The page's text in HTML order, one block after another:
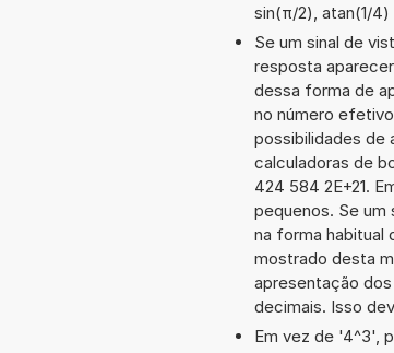
sin(π/2), atan(1/
Se um sinal de
resposta
dessa forma de
no número
possibilidades de
calculadoras de
424 584 2E+21.
pequenos. Se
na forma habitual
mostrado desta
apresentação
decimais. Isso
Em vez de '4^3',